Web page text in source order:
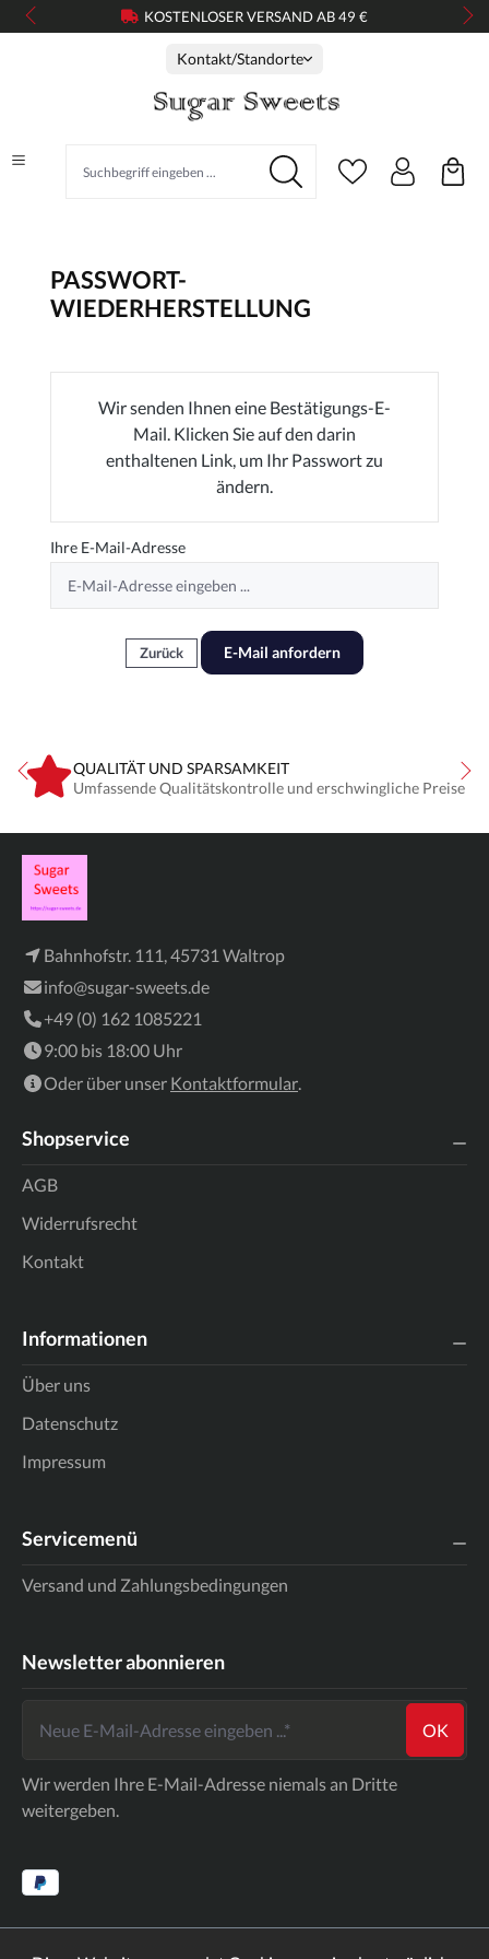
springen KOSTENLOSER VERSAND AB 49 €
Kontakt/Standorte
PASSWORT-
WIEDERHERSTELLUNG
Wir senden Ihnen eine Bestätigungs-E-
Mail. Klicken Sie auf den darin
enthaltenen Link, um Ihr Passwort zu
ändern.
Ihre E-Mail-Adresse
Zurück E-Mail anfordern
QUALITÄT UND SPARSAMKEIT
Umfassende Qualitätskontrolle und erschwingliche Preise
Bahnhofstr. 111, 45731 Waltrop
info@sugar-sweets.de
+49 (0) 162 1085221
9:00 bis 18:00 Uhr
Oder über unser Kontaktformular.
Shopservice
AGB
Widerrufsrecht
Kontakt
Informationen
Über uns
Datenschutz
Impressum
Servicemenü
Versand und Zahlungsbedingungen
Newsletter abonnieren
OK
Wir werden Ihre E-Mail-Adresse niemals an Dritte
weitergeben.